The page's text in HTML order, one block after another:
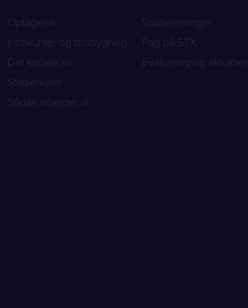
Optagelse
Introkurser og brobygning
Det sociale liv
Studierejser
Sådan arbejder vi
Studieretninger
Fag på STX
Evaluering og